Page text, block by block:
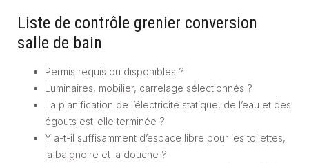
Liste de contrôle grenier conversion
salle de bain
Permis requis ou disponibles ?
Luminaires, mobilier, carrelage sélectionnés ?
La planification de l’électricité statique, de l’eau et des
égouts est-elle terminée ?
Y a-t-il suffisamment d’espace libre pour les toilettes,
la baignoire et la douche ?